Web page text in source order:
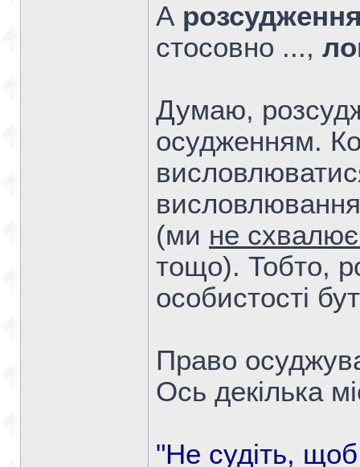
А
стосовно ...,
Думаю,
осудженням.
(ми не
тощо). Тобто,
особистості
Право
Ось декілька
"Не судіть,